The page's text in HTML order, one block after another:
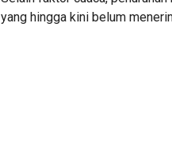
yang hingga kini belum